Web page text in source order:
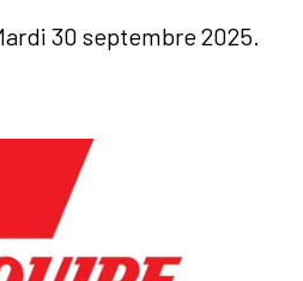
30 septembre 2025.